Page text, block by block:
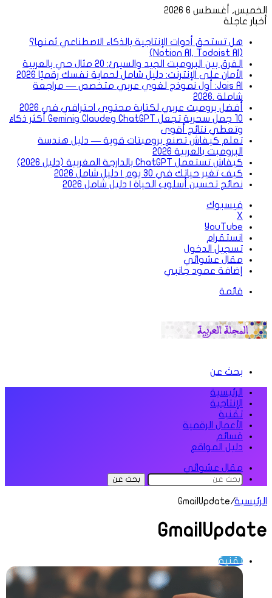
الخميس, أغسطس 6 2026
أخبار عاجلة
هل تستحق أدوات الإنتاجية بالذكاء الاصطناعي ثمنها؟
(Notion AI, Todoist AI)
الفرق بين البرومبت الجيد والسيئ: 20 مثال حي بالعربية
الأمان على الإنترنت: دليل شامل لحماية نفسك رقميًا 2026
Jais AI: أول نموذج لغوي عربي متخصص — مراجعة
شاملة .2026
أفضل برومبت عربي لكتابة محتوى احترافي في 2026
10 جمل سحرية تجعل ChatGPT وClaude وGemini أكثر ذكاءً
وتعطي نتائج أقوى
تعلم كيفاش تصنع برومبتات قوية — دليل هندسة
البرومبت بالعربية 2026
كيفاش تستعمل ChatGPT بالدارجة المغربية (دليل 2026)
كيف تغير حياتك في 30 يوم | دليل شامل 2026
نصائح تحسين أسلوب الحياة | دليل شامل 2026
فيسبوك
‫X
‫YouTube
انستقرام
تسجيل الدخول
مقال عشوائي
إضافة عمود جانبي
قائمة
بحث عن
الرئيسية
الإنتاجية
تقنية
الأعمال الرقمية
قسائم
دليل المواقع
مقال عشوائي
بحث عن
الرئيسية/
GmailUpdate
GmailUpdate
تقنية